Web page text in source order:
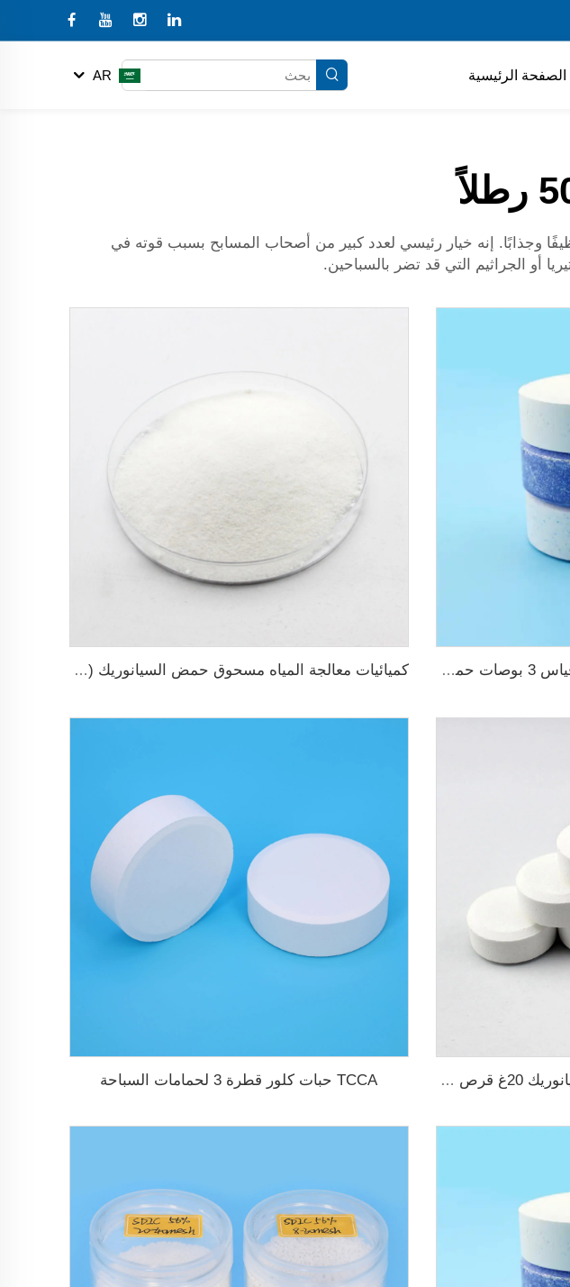
الصفحة الرئيسية AR
وجذابًا. إنه خيار رئيسي لعدد كبير من أصحاب المسابح بسبب قوته في
أو الجراثيم التي قد تضر بالسباحين.
قرص كلور TCCA لتعقيم المياه قياس 3 بوصات حمض ثلاثي الكلور إيزوسيانوريك كميائيات معالجة المياه مسحوق حمض السيانوريك (CYA) بالجملة
TCCA حمض ثلاثي كلور الإيزوسيانوريك 20غ قرص كلور كيميائي للمسبح TCCA حبات كلور قطرة 3 لحمامات السباحة